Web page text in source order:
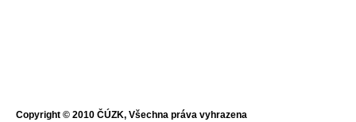
Copyright © 2010 ČÚZK, Všechna práva vyhrazena